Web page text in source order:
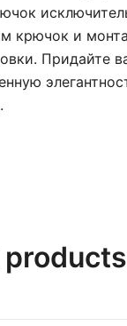
крючок и
Придайте
products